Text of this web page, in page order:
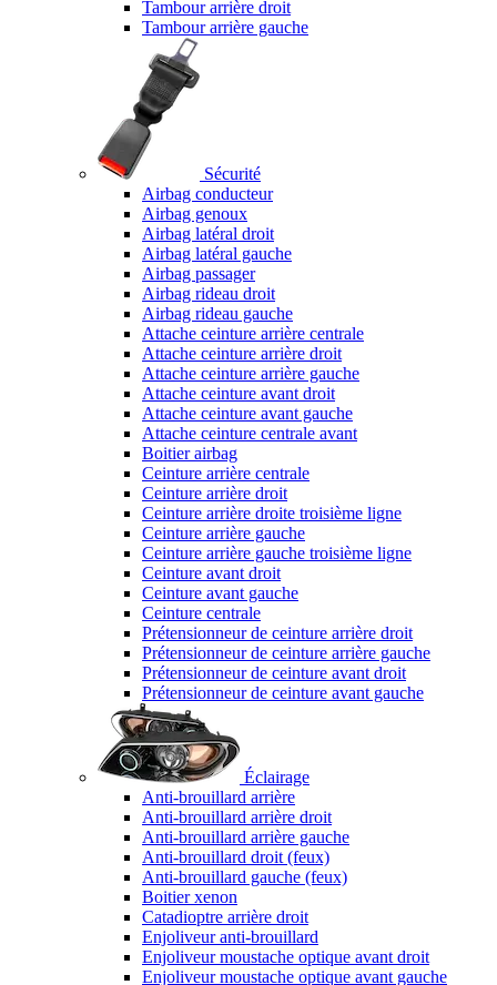
Tambour arrière droit
Tambour arrière gauche
Sécurité
Airbag conducteur
Airbag genoux
Airbag latéral droit
Airbag latéral gauche
Airbag passager
Airbag rideau droit
Airbag rideau gauche
Attache ceinture arrière centrale
Attache ceinture arrière droit
Attache ceinture arrière gauche
Attache ceinture avant droit
Attache ceinture avant gauche
Attache ceinture centrale avant
Boitier airbag
Ceinture arrière centrale
Ceinture arrière droit
Ceinture arrière droite troisième ligne
Ceinture arrière gauche
Ceinture arrière gauche troisième ligne
Ceinture avant droit
Ceinture avant gauche
Ceinture centrale
Prétensionneur de ceinture arrière droit
Prétensionneur de ceinture arrière gauche
Prétensionneur de ceinture avant droit
Prétensionneur de ceinture avant gauche
Éclairage
Anti-brouillard arrière
Anti-brouillard arrière droit
Anti-brouillard arrière gauche
Anti-brouillard droit (feux)
Anti-brouillard gauche (feux)
Boitier xenon
Catadioptre arrière droit
Enjoliveur anti-brouillard
Enjoliveur moustache optique avant droit
Enjoliveur moustache optique avant gauche